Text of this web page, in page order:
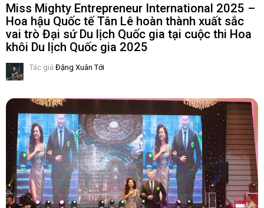
Miss Mighty Entrepreneur International 2025 –
Hoa hậu Quốc tế Tân Lê hoàn thành xuất sắc
vai trò Đại sứ Du lịch Quốc gia tại cuộc thi Hoa
khôi Du lịch Quốc gia 2025
Tác giả Đặng Xuân Tới